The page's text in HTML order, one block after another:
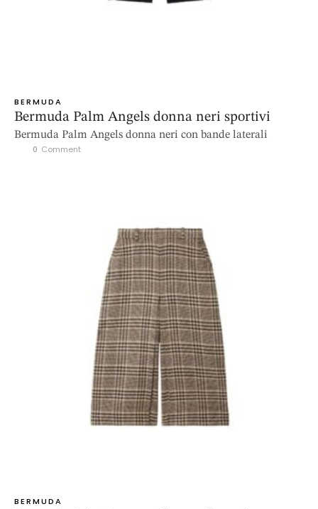
BERMUDA
Bermuda Palm Angels donna neri sportivi
Bermuda Palm Angels donna neri con bande laterali
0 Comment
BERMUDA